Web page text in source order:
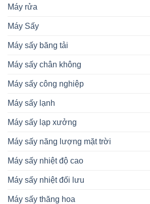
Máy rửa
Máy Sấy
Máy sấy băng tải
Máy sấy chân không
Máy sấy công nghiệp
Máy sấy lạnh
Máy sấy lạp xưởng
Máy sấy năng lượng mặt trời
Máy sấy nhiệt độ cao
Máy sấy nhiệt đối lưu
Máy sấy thăng hoa